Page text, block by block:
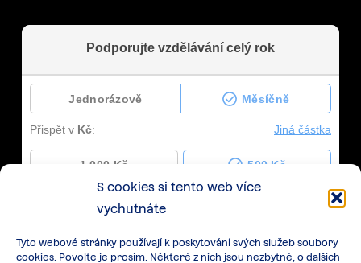
S cookies si tento web více
vychutnáte
Tyto webové stránky používají k poskytování svých služeb soubory
cookies. Povolte je prosím. Některé z nich jsou nezbytné, o dalších